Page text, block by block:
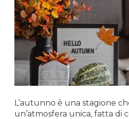
L’autunno è una stagione
un’atmosfera unica, fatta di